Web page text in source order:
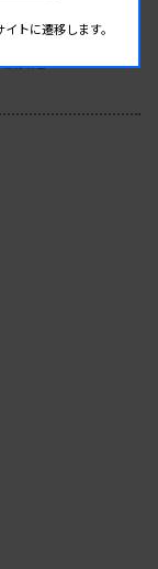
決定
トに遷移します。